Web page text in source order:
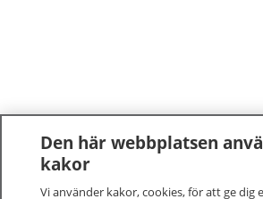
Den här webbplatsen
kakor
Vi använder kakor, cookies, för att ge dig